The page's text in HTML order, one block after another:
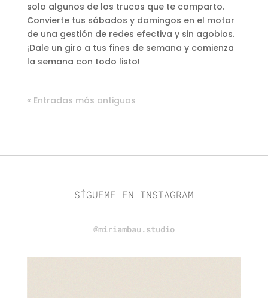
solo algunos de los trucos que te comparto.
Convierte tus sábados y domingos en el motor
de una gestión de redes efectiva y sin agobios.
¡Dale un giro a tus fines de semana y comienza
la semana con todo listo!
« Entradas más antiguas
SÍGUEME EN INSTAGRAM
@miriambau.studio